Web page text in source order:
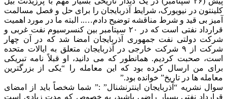
کلینتون در نیویورک، شرایط آذربایجان را برای حل و فصل مسالمت
آمیز بی قید و شرط مناقشه توضیح دادم….. البته ما در مورد اهمیت
قرارداد نفتی است که در ۲۰ سپتامبر بین کنسرسیوم نفت غربی و
شرکت دولتی نفت جمهوری آذربایجان امضا شد که در آن چهار
شرکت از ۹ شرکت خارجی در آذربایجان متعلق به ایالات متحده
است، صحبت کردیم. همانطور که می دانید، او قبلاً نامه تبریکی
برای من ارسال کرده بود که این معامله را “یکی از بزرگترین
معامله ها در تاریخ” خوانده بود.”
سوال نشریه “آذربایجان اینترنشنال” :” شما شخصاً باید از امضای
قرارداد نفتی بسیار راضی باشید، به خصوص که مدت زیادی است